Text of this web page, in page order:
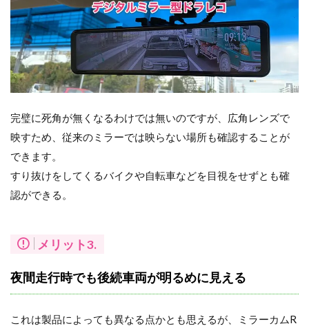
完璧に死角が無くなるわけでは無いのですが、広角レンズで
映すため、従来のミラーでは映らない場所も確認することが
できます。
すり抜けをしてくるバイクや自転車などを目視をせずとも確
認ができる。
メリット3.
夜間走行時でも後続車両が明るめに見える
これは製品によっても異なる点かとも思えるが、ミラーカムR